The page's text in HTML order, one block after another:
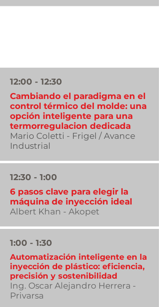
12:00 - 12:30
Cambiando el paradigma en el
control térmico del molde: una
opción inteligente para una
termorregulacion dedicada
Mario Coletti - Frigel / Avance
Industrial
12:30 - 1:00
6 pasos clave para elegir la
máquina de inyección ideal
Albert Khan - Akopet
1:00 - 1:30
Automatización inteligente en la
inyección de plástico: eficiencia,
precisión y sostenibilidad
Ing. Oscar Alejandro Herrera -
Privarsa